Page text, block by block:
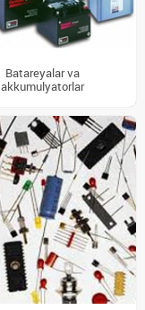
Batareyalar va
akkumulyatorlar